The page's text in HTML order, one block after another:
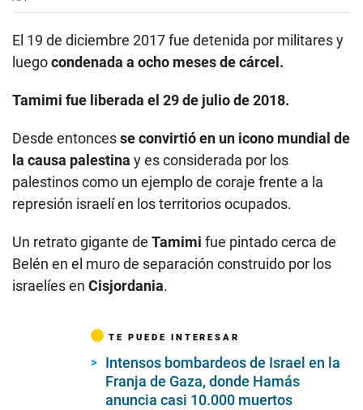
El 19 de diciembre 2017 fue detenida por militares y
luegocondenada a ocho meses de cárcel.
Tamimi fue liberada el 29 de julio de 2018.
Desde entoncesse convirtió en un icono mundial de
la causa palestina y es considerada por los
palestinos como un ejemplo de coraje frente a la
represión israelí en los territorios ocupados.
Un retrato gigante de Tamimi fue pintado cerca de
Belén en el muro de separación construido por los
israelíes en Cisjordania.
TE PUEDE INTERESAR
Intensos bombardeos de Israel en la
Franja de Gaza, donde Hamás
anuncia casi 10.000 muertos